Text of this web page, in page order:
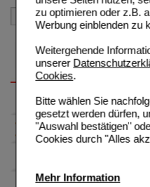
zu optimieren oder z.B.
Werbung einblenden zu
Weitergehende
unserer
Cookies.
Bitte wählen Sie
gesetzt werden dürfen,
"Auswahl bestätigen"
Cookies durch "Alles
Mehr Information